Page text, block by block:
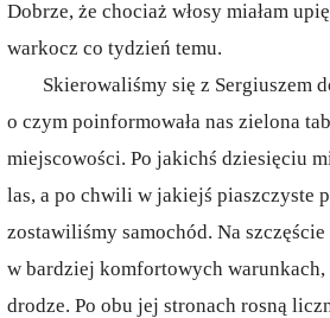
Dobrze, że chociaż włosy miałam
warkocz co tydzień temu.
Skierowaliśmy się z Sergiuszem
o czym poinformowała nas zielona
miejscowości. Po jakichś dziesięciu
las, a po chwili w jakiejś piaszczyste
zostawiliśmy samochód. Na
w bardziej komfortowych warunkach,
drodze. Po obu jej stronach rosną